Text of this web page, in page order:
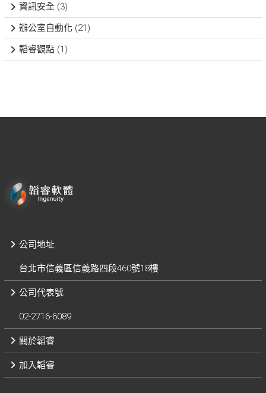
資訊安全(3)
辦公室自動化(21)
韜睿觀點(1)
公司地址
台北市信義區信義路四段460號18樓
公司代表號
02-2716-6089
關於韜睿
加入韜睿